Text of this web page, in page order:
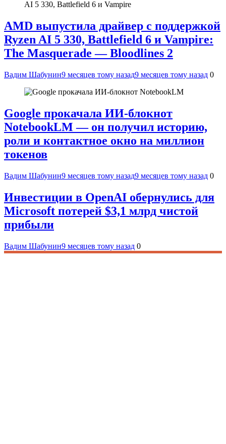
AMD выпустила драйвер с поддержкой
Ryzen AI 5 330, Battlefield 6 и Vampire:
The Masquerade — Bloodlines 2
Вадим Шабунин9 месяцев тому назад9 месяцев тому назад 0
Google прокачала ИИ-блокнот
NotebookLM — он получил историю,
роли и контактное окно на миллион
токенов
Вадим Шабунин9 месяцев тому назад9 месяцев тому назад 0
Инвестиции в OpenAI обернулись для
Microsoft потерей $3,1 млрд чистой
прибыли
Вадим Шабунин9 месяцев тому назад 0